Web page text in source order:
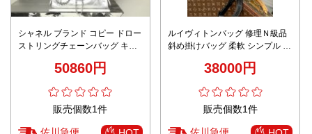
シャネル ブランド コピー ドロー
ストリングチェーンバッグ キル
50860円
販売個数1件
ルイヴィトンバッグ 修理Ｎ級品
斜め掛けバッグ 柔軟 シンプル 花
38000円
販売個数1件